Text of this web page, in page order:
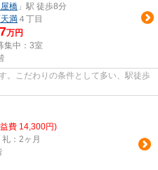
橋 」駅 徒歩8分
満 ４丁目
万円
中： 3室
。こだわりの条件として多い、駅徒歩
費 14,300円)
：2ヶ月